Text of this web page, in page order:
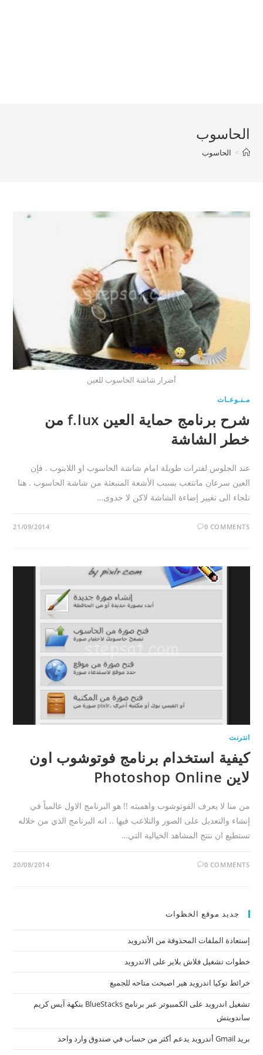
الحاسوب
> الحاسوب
أضرار شاشة الحاسوب للعين
مـنـوعـات
شرح برنامج حماية العين f.lux من
خطر الشاشة
عند الجلوس لفترات طويلة امام شاشة الحاسوب او اللابتوب . فإن
العين سرعان ماتتعب بسبب الأشعة المنبعثة من شاشة الحاسوب . هنا
نلجاء الى تغيير إضاءة الشاشة لاكن لا جدوى…
0 COMMENTS
21/09/2014
انترنت
كيفية استخدام برنامج فوتوشوب اون
لاين Photoshop Online
من منا لا يعرف الفوتوشوب واهميته !! هو البرنامج الاول عالمياً في
إنشاء والتعديل على الصور والتلاعب فيها .. انه البرنامج الذي من خلاله
تستطيع ان نتتج المشاهد الخيالية التي…
0 COMMENTS
20/08/2014
جديد موقع الخظوات
إستعادة الملفات المحذوفة من الأندرويد
خطوات تشغيل فلاش بلاير على الاندرويد
خرائط نوكيا اندرويد هير اصبحت متاحه للجميع
تشغيل اندرويد على الكمبيوتر عبر برنامج BlueStacks بنكهة آيس كريم
ساندويتش
بريد Gmail أندرويد يدعم أكثر من حساب في صندوق وارد واحد